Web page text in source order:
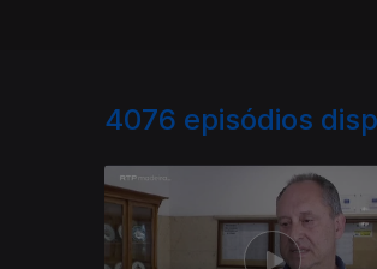
4076 episódios